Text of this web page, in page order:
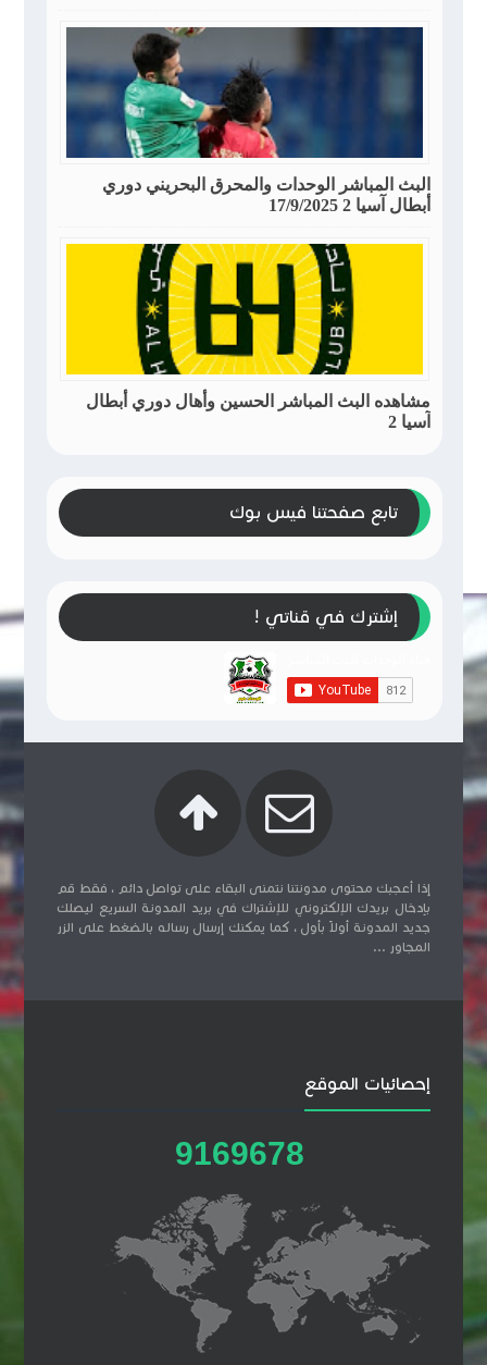
البث المباشر الوحدات والمحرق البحريني دوري
أبطال آسيا 2 17/9/2025
مشاهده البث المباشر الحسين وأهال دوري أبطال
آسيا 2
تابع صفحتنا فيس بوك
إشترك في قناتي !
إذا أعجبك محتوى مدونتنا نتمنى البقاء على تواصل دائم ، فقط قم
بإدخال بريدك الإلكتروني للإشتراك في بريد المدونة السريع ليصلك
جديد المدونة أولاً بأول ، كما يمكنك إرسال رساله بالضغط على الزر
المجاور ...
إحصائيات الموقع
9169678